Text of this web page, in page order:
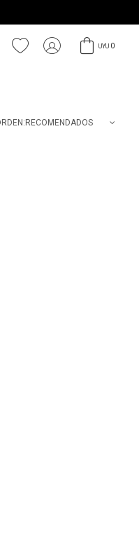
UYU 0
RECOMENDADOS